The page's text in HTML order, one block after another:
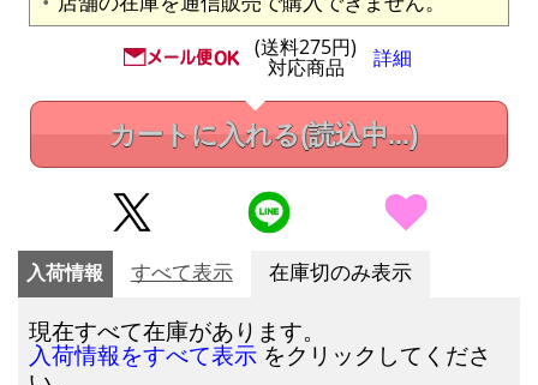
(送料275円)
対応商品 詳細
カートに入れる(読込中...)
入荷情報 すべて表示 在庫切のみ表示
現在すべて在庫があります。
入荷情報をすべて表示 をクリックしてくださ